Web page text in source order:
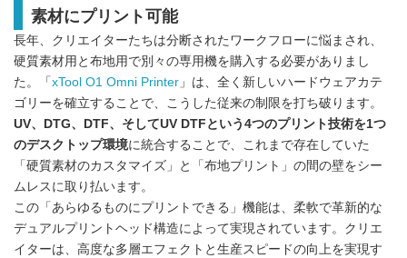
素材にプリント可能
長年、クリエイターたちは分断されたワークフローに悩まされ、
硬質素材用と布地用で別々の専用機を購入する必要がありまし
た。「 xTool O1 Omni Printer 」は、全く新しいハードウェアカテ
ゴリーを確立することで、こうした従来の制限を打ち破ります。
UV、DTG、DTF、そしてUV DTFという4つのプリント技術を1つ
のデスクトップ環境に統合することで、これまで存在していた
「硬質素材のカスタマイズ」と「布地プリント」の間の壁をシー
ムレスに取り払います。
この「あらゆるものにプリントできる」機能は、柔軟で革新的な
デュアルプリントヘッド構造によって実現されています。クリエ
イターは、高度な多層エフェクトと生産スピードの向上を実現す